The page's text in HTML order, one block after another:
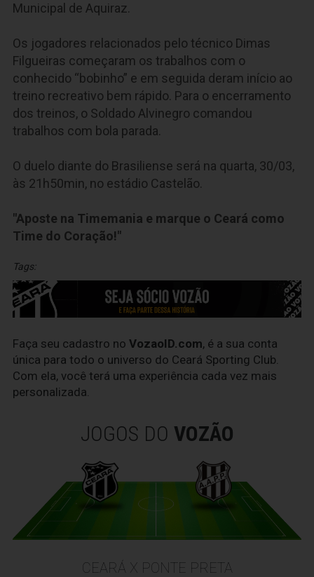
Municipal de Aquiraz.
Os jogadores relacionados pelo técnico Dimas
Filgueiras começaram os trabalhos com o
conhecido “bobinho” e em seguida deram início ao
treino recreativo bem rápido. Para o encerramento
dos treinos, o Soldado Alvinegro comandou
trabalhos com bola parada.
O duelo diante do Brasiliense será na quarta, 30/03,
às 21h50min, no estádio Castelão.
"Aposte na Timemania e marque o Ceará como
Time do Coração!"
Tags:
Faça seu cadastro no VozaoID.com, é a sua conta
única para todo o universo do Ceará Sporting Club.
Com ela, você terá uma experiência cada vez mais
personalizada.
JOGOS DO VOZÃO
CEARÁ X PONTE PRETA